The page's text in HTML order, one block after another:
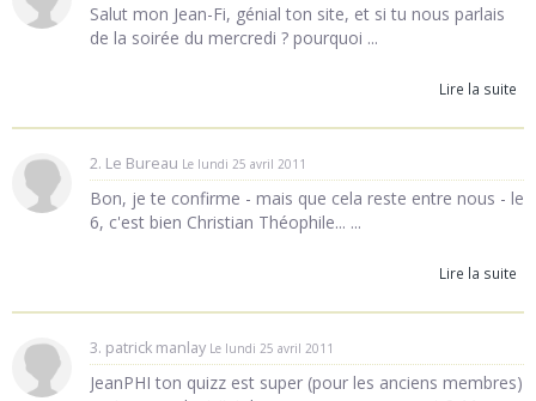
Salut mon Jean-Fi, génial ton site, et si tu nous parlais
de la soirée du mercredi ? pourquoi ...
Lire la suite
2. Le Bureau Le lundi 25 avril 2011
Bon, je te confirme - mais que cela reste entre nous - le
6, c'est bien Christian Théophile... ...
Lire la suite
3. patrick manlay Le lundi 25 avril 2011
JeanPHI ton quizz est super (pour les anciens membres)